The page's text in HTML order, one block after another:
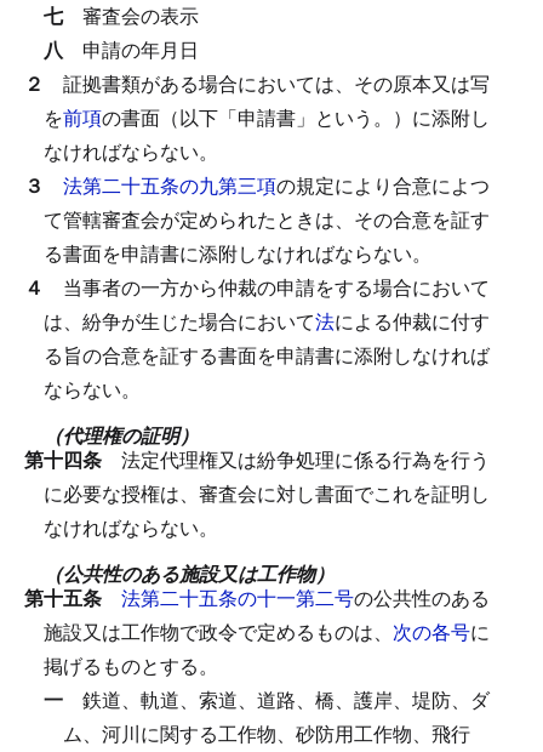
七 審査会の表示
八 申請の年月日
２ 証拠書類がある場合においては、その原本又は写
を前項の書面（以下「申請書」という。）に添附し
なければならない。
３ 法第二十五条の九第三項の規定により合意によつ
て管轄審査会が定められたときは、その合意を証す
る書面を申請書に添附しなければならない。
４ 当事者の一方から仲裁の申請をする場合において
は、紛争が生じた場合において法による仲裁に付す
る旨の合意を証する書面を申請書に添附しなければ
ならない。
（代理権の証明）
第十四条 法定代理権又は紛争処理に係る行為を行う
に必要な授権は、審査会に対し書面でこれを証明し
なければならない。
（公共性のある施設又は工作物）
第十五条 法第二十五条の十一第二号の公共性のある
施設又は工作物で政令で定めるものは、 次の各号に
掲げるものとする。
一 鉄道、軌道、索道、道路、橋、護岸、堤防、ダ
ム、河川に関する工作物、砂防用工作物、飛行